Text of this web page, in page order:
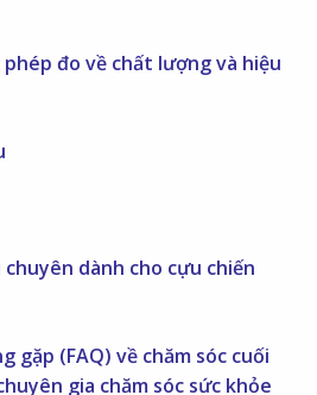
đo về chất lượng và hiệu
chuyên dành cho cựu chiến
gặp (FAQ) về chăm sóc cuối
gia chăm sóc sức khỏe